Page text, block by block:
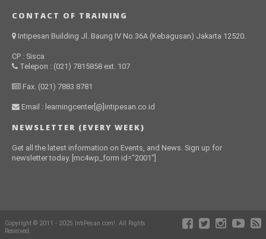
CONTACT OF TRAINING
Intipesan Building Jl. Baung IV No.36A (Kebagusan) Jakarta 12520.
CP : Sisca
Telepon : (021) 7815858 ext. 107
Fax. (021) 7883 8781
Email : learningcenter[@]intipesan.co.id
NEWSLETTER (EVERY WEEK)
Get all the latest information on Events, and News. Sign up for
newsletter today. [mc4wp_form id="2001"]
Copyright © 2011 - 2025 IntiPesan.com!. All Rights
Reserved.